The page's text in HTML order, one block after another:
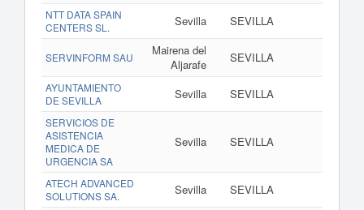
NTT DATA SPAIN
CENTERS SL.
Sevilla SEVILLA
SERVINFORM SAU
Mairena del
Aljarafe
SEVILLA
AYUNTAMIENTO
DE SEVILLA
Sevilla SEVILLA
SERVICIOS DE
ASISTENCIA
MEDICA DE
URGENCIA SA
Sevilla SEVILLA
ATECH ADVANCED
SOLUTIONS SA.
Sevilla SEVILLA